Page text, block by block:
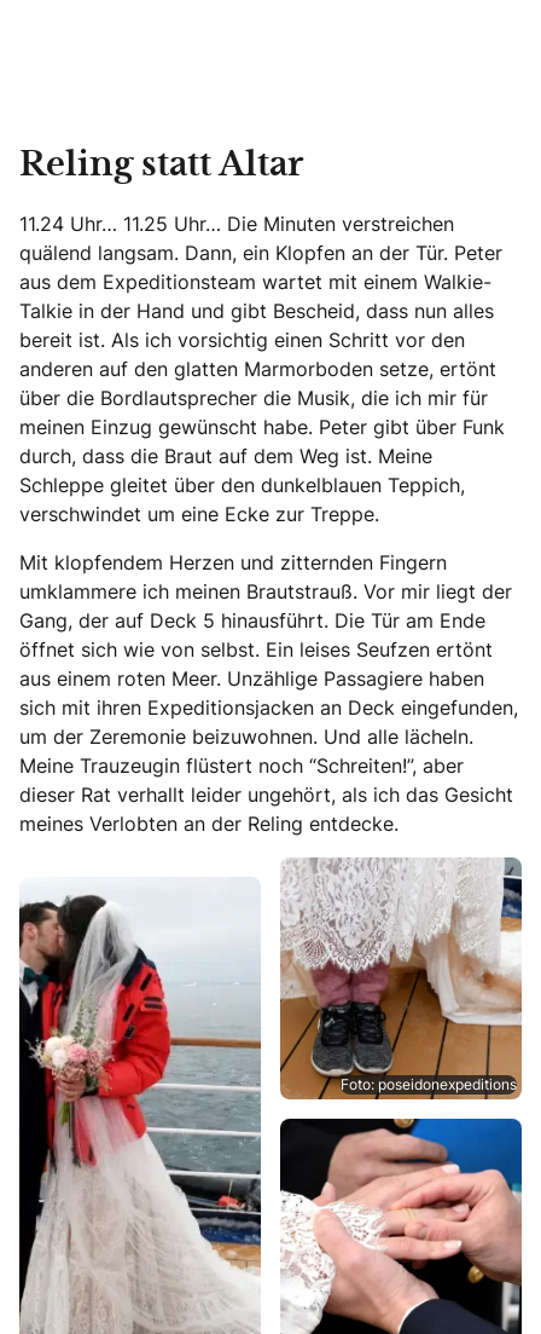
Reling statt Altar
11.24 Uhr… 11.25 Uhr… Die Minuten verstreichen
quälend langsam. Dann, ein Klopfen an der Tür. Peter
aus dem Expeditionsteam wartet mit einem Walkie-
Talkie in der Hand und gibt Bescheid, dass nun alles
bereit ist. Als ich vorsichtig einen Schritt vor den
anderen auf den glatten Marmorboden setze, ertönt
über die Bordlautsprecher die Musik, die ich mir für
meinen Einzug gewünscht habe. Peter gibt über Funk
durch, dass die Braut auf dem Weg ist. Meine
Schleppe gleitet über den dunkelblauen Teppich,
verschwindet um eine Ecke zur Treppe.
Mit klopfendem Herzen und zitternden Fingern
umklammere ich meinen Brautstrauß. Vor mir liegt der
Gang, der auf Deck 5 hinausführt. Die Tür am Ende
öffnet sich wie von selbst. Ein leises Seufzen ertönt
aus einem roten Meer. Unzählige Passagiere haben
sich mit ihren Expeditionsjacken an Deck eingefunden,
um der Zeremonie beizuwohnen. Und alle lächeln.
Meine Trauzeugin flüstert noch “Schreiten!”, aber
dieser Rat verhallt leider ungehört, als ich das Gesicht
meines Verlobten an der Reling entdecke.
Foto: poseidonexpeditions